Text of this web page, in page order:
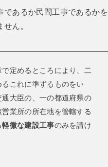
であるか民間工事であるかを
ん。
定めるところにより、二
これに準ずるものをい
大臣の、一の都道府県の
業所の所在地を管轄する
軽微な建設工事のみを請け